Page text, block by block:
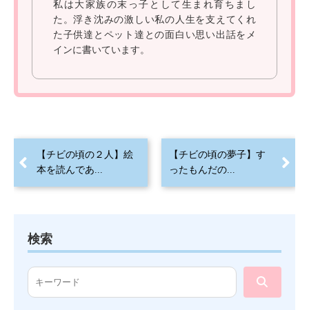
私は大家族の末っ子として生まれ育ちまし
た。浮き沈みの激しい私の人生を支えてくれ
た子供達とペット達との面白い思い出話をメ
インに書いています。
【チビの頃の２人】絵
本を読んであ...
【チビの頃の夢子】す
ったもんだの...
検索